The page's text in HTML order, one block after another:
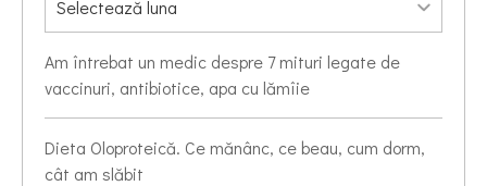
Am întrebat un medic despre 7 mituri legate de
vaccinuri, antibiotice, apa cu lămîie
Dieta Oloproteică. Ce mănânc, ce beau, cum dorm,
cât am slăbit